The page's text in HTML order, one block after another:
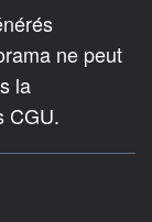
ne peut
la
CGU.